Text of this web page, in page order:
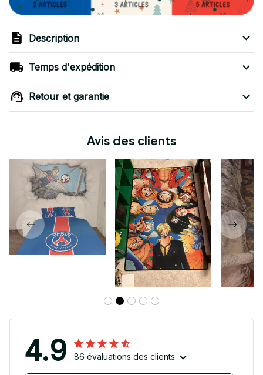
Description
Temps d'expédition
Retour et garantie
Avis des clients
4.9 86 évaluations des clients